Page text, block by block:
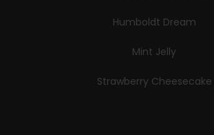
Humboldt Dream
Mint Jelly
Strawberry Cheesecake